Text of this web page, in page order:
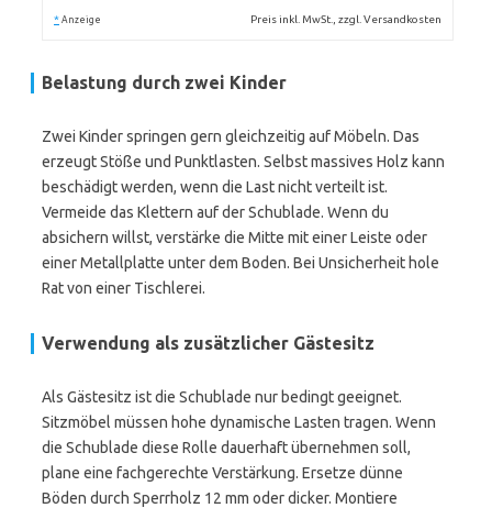
* Anzeige Preis inkl. MwSt., zzgl. Versandkosten
Belastung durch zwei Kinder
Zwei Kinder springen gern gleichzeitig auf Möbeln. Das
erzeugt Stöße und Punktlasten. Selbst massives Holz kann
beschädigt werden, wenn die Last nicht verteilt ist.
Vermeide das Klettern auf der Schublade. Wenn du
absichern willst, verstärke die Mitte mit einer Leiste oder
einer Metallplatte unter dem Boden. Bei Unsicherheit hole
Rat von einer Tischlerei.
Verwendung als zusätzlicher Gästesitz
Als Gästesitz ist die Schublade nur bedingt geeignet.
Sitzmöbel müssen hohe dynamische Lasten tragen. Wenn
die Schublade diese Rolle dauerhaft übernehmen soll,
plane eine fachgerechte Verstärkung. Ersetze dünne
Böden durch Sperrholz 12 mm oder dicker. Montiere